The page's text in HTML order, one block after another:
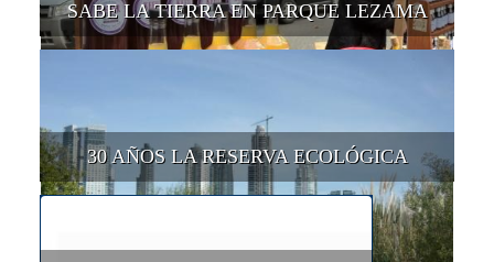
SABE LA TIERRA EN PARQUE LEZAMA
30 AÑOS LA RESERVA ECOLÓGICA